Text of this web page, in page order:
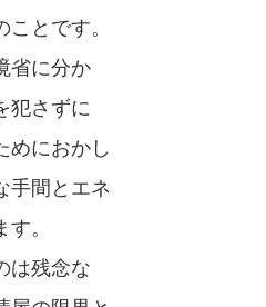
とです。
省に分か
犯さずに
めにおかし
手間とエネ
。
は残念な